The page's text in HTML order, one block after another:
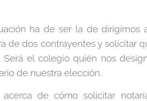
ha de ser la de dirigirnos
de dos contrayentes y solicitar
el colegio quién nos
de nuestra elección.
de cómo solicitar